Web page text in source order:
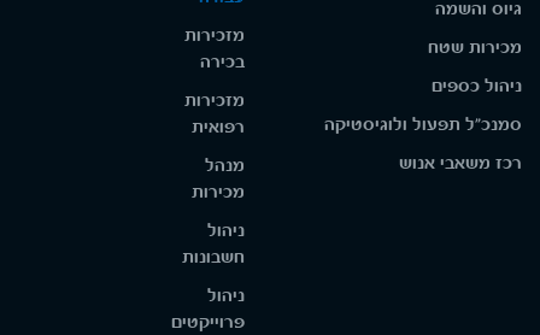
גיוס והשמה
מכירות שטח
ניהול כספים
סמנכ"ל תפעול ולוגיסטיקה
רכז משאבי אנוש
מזכירות
בכירה
מזכירות
רפואית
מנהל
מכירות
ניהול
חשבונות
ניהול
פרוייקטים